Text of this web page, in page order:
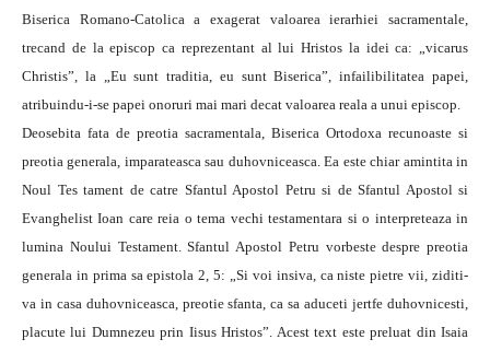
Biserica Romano-Catolica a exagerat valoarea ierarhiei sacramentale,
trecand de la episcop ca reprezentant al lui Hristos la idei ca: „vicarus
Christis”, la „Eu sunt traditia, eu sunt Biserica”, infailibilitatea papei,
atribuindu-i-se papei onoruri mai mari decat valoarea reala a unui episcop.
Deosebita fata de preotia sacramentala, Biserica Ortodoxa recunoaste si
preotia generala, imparateasca sau duhovniceasca. Ea este chiar amintita in
Noul Tes tament de catre Sfantul Apostol Petru si de Sfantul Apostol si
Evanghelist Ioan care reia o tema vechi testamentara si o interpreteaza in
lumina Noului Testament. Sfantul Apostol Petru vorbeste despre preotia
generala in prima sa epistola 2, 5: „Si voi insiva, ca niste pietre vii, ziditi-
va in casa duhovniceasca, preotie sfanta, ca sa aduceti jertfe duhovnicesti,
placute lui Dumnezeu prin Iisus Hristos”. Acest text este preluat din Isaia